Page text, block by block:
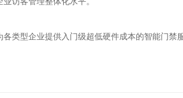
类型企业提供入门级超低硬件成本的智能门禁服